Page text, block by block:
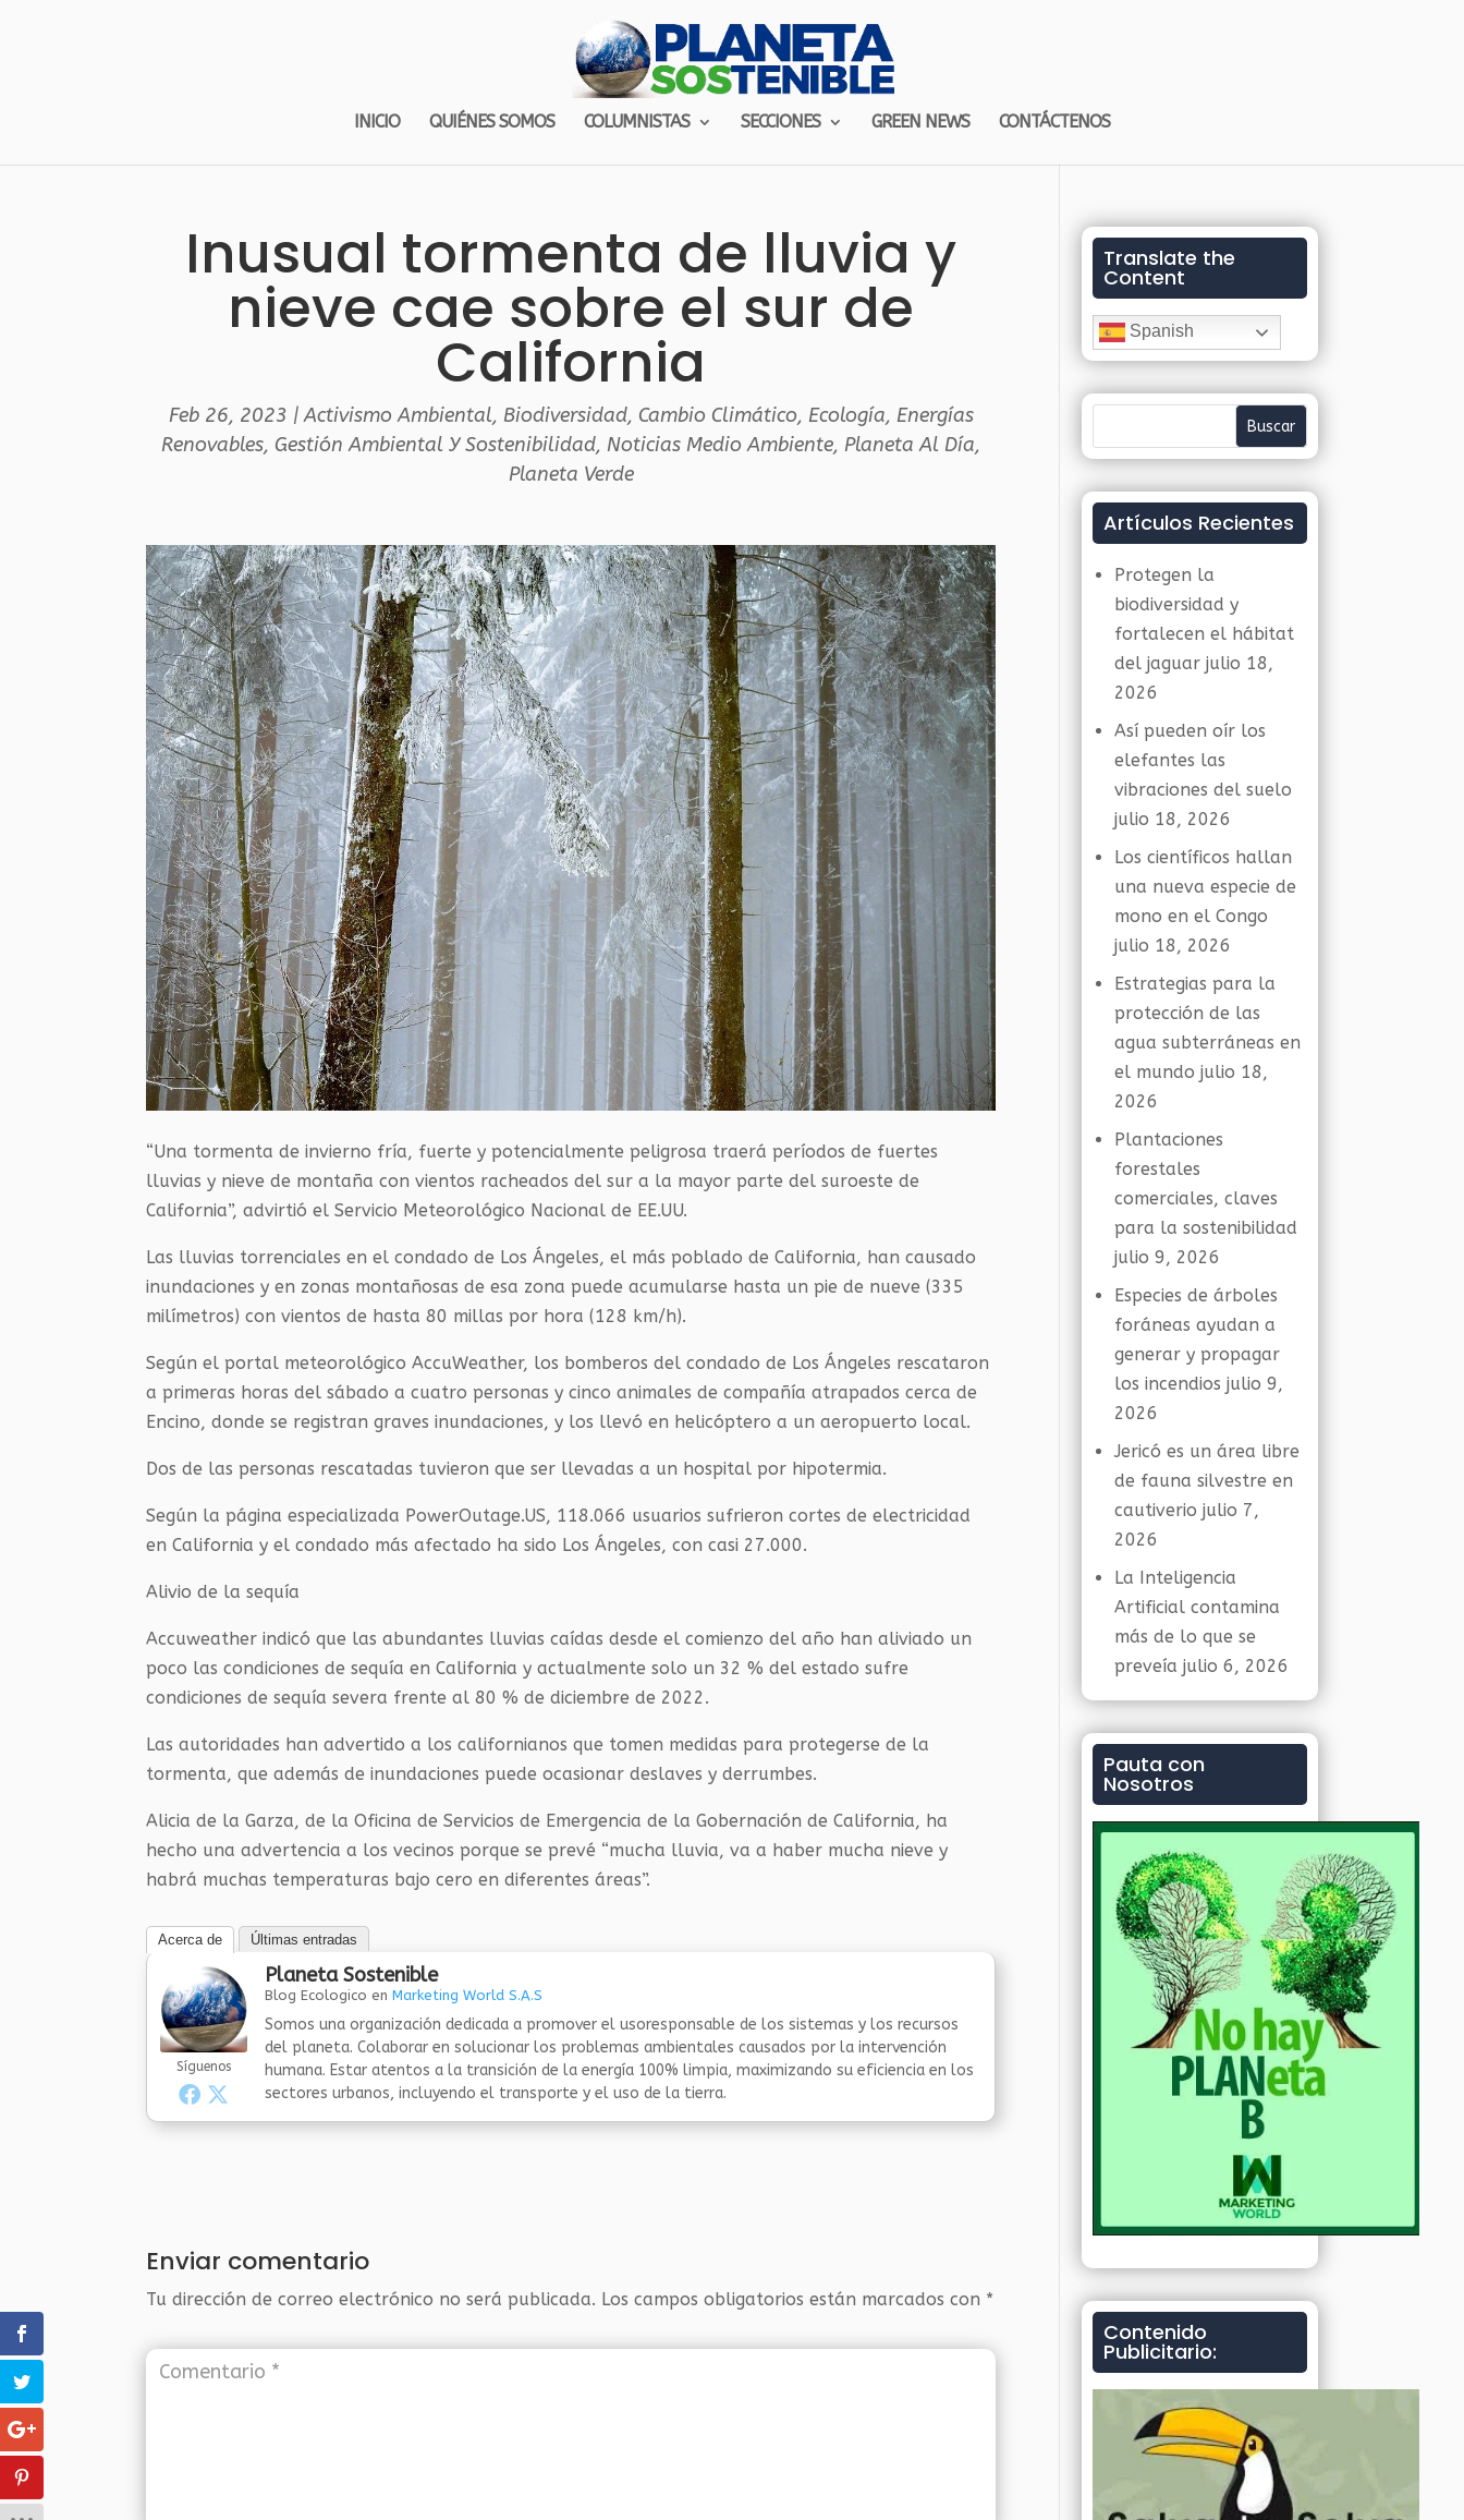
INICIO QUIÉNES SOMOS COLUMNISTAS SECCIONES GREEN NEWS CONTÁCTENOS
Inusual tormenta de lluvia y
nieve cae sobre el sur de
California
Feb 26, 2023 |Activismo Ambiental, Biodiversidad, Cambio Climático, Ecología, Energías
Renovables, Gestión Ambiental Y Sostenibilidad,Noticias Medio Ambiente,Planeta Al Día,
Planeta Verde
“Una tormenta de invierno fría, fuerte y potencialmente peligrosa traerá períodos de fuertes
lluvias y nieve de montaña con vientos racheados del sur a la mayor parte del suroeste de
California”, advirtió el Servicio Meteorológico Nacional de EE.UU.
Las lluvias torrenciales en el condado de Los Ángeles, el más poblado de California, han causado
inundaciones y en zonas montañosas de esa zona puede acumularse hasta un pie de nueve (335
milímetros) con vientos de hasta 80 millas por hora (128 km/h).
Según el portal meteorológico AccuWeather, los bomberos del condado de Los Ángeles rescataron
a primeras horas del sábado a cuatro personas y cinco animales de compañía atrapados cerca de
Encino, donde se registran graves inundaciones, y los llevó en helicóptero a un aeropuerto local.
Dos de las personas rescatadas tuvieron que ser llevadas a un hospital por hipotermia.
Según la página especializada PowerOutage.US, 118.066 usuarios sufrieron cortes de electricidad
en California y el condado más afectado ha sido Los Ángeles, con casi 27.000.
Alivio de la sequía
Accuweather indicó que las abundantes lluvias caídas desde el comienzo del año han aliviado un
poco las condiciones de sequía en California y actualmente solo un 32 % del estado sufre
condiciones de sequía severa frente al 80 % de diciembre de 2022.
Las autoridades han advertido a los californianos que tomen medidas para protegerse de la
tormenta, que además de inundaciones puede ocasionar deslaves y derrumbes.
Alicia de la Garza, de la Oficina de Servicios de Emergencia de la Gobernación de California, ha
hecho una advertencia a los vecinos porque se prevé “mucha lluvia, va a haber mucha nieve y
habrá muchas temperaturas bajo cero en diferentes áreas”.
Acerca de Últimas entradas
Síguenos
Planeta Sostenible
Blog Ecologico enMarketing World S.A.S
Somos una organización dedicada a promover el usoresponsable de los sistemas y los recursos
del planeta. Colaborar en solucionar los problemas ambientales causados por la intervención
humana. Estar atentos a la transición de la energía 100% limpia, maximizando su eficiencia en los
sectores urbanos, incluyendo el transporte y el uso de la tierra.
Enviar comentario
Tu dirección de correo electrónico no será publicada. Los campos obligatorios están marcados con *
Translate the
Content
Spanish
Artículos Recientes
Protegen la
biodiversidad y
fortalecen el hábitat
del jaguar julio 18,
2026
Así pueden oír los
elefantes las
vibraciones del suelo
julio 18, 2026
Los científicos hallan
una nueva especie de
mono en el Congo
julio 18, 2026
Estrategias para la
protección de las
agua subterráneas en
el mundo julio 18,
2026
Plantaciones
forestales
comerciales, claves
para la sostenibilidad
julio 9, 2026
Especies de árboles
foráneas ayudan a
generar y propagar
los incendios julio 9,
2026
Jericó es un área libre
de fauna silvestre en
cautiverio julio 7,
2026
La Inteligencia
Artificial contamina
más de lo que se
preveía julio 6, 2026
Pauta con
Nosotros
Contenido
Publicitario: